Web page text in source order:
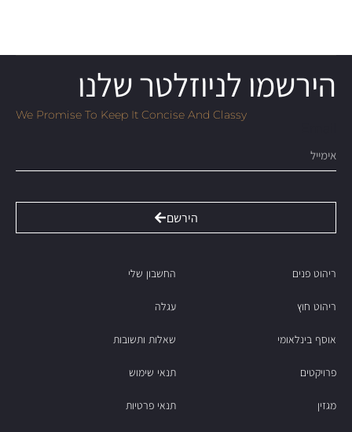
הירשמו לניוזלטר שלנו
We Promise To Keep It Concise And Classy
הירשם
ריהוט פנים
ריהוט חוץ
אוסף בינלאומי
פרויקטים
מגזין
החשבון שלי
עגלה
שאלות ותשובות
תנאי שימוש
תנאי פרטיות